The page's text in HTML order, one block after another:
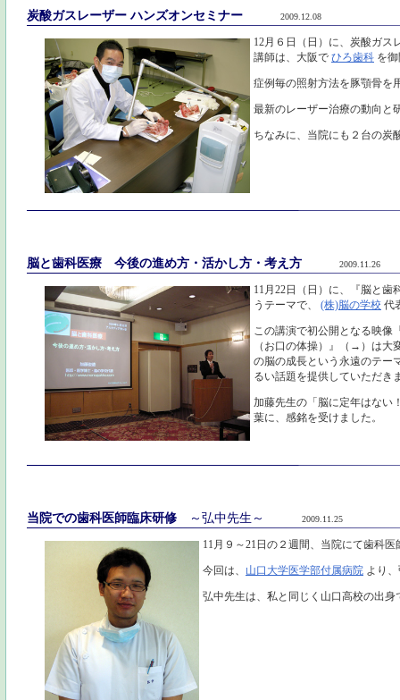
炭酸ガスレーザー ハンズオンセミナー 2009.12.08
12月６日（日）に、炭酸ガス
講師は、大阪で ひろ歯科 を
症例毎の照射方法を豚顎骨を
最新のレーザー治療の動向と
ちなみに、当院にも２台の炭
脳と歯科医療 今後の進め方・活かし方・考え方 2009.11.26
11月22日（日）に、『脳と
うテーマで、 (株)脳の学校 代
この講演で初公開となる映像
（お口の体操）』（→）は大
の脳の成長という永遠のテー
るい話題を提供していただき
加藤先生の「脳に定年はない
葉に、感銘を受けました。
当院での歯科医師臨床研修 ～弘中先生～ 2009.11.25
11月９～21日の２週間、当院にて歯科
今回は、 山口大学医学部付属病院 より
弘中先生は、私と同じく山口高校の出身